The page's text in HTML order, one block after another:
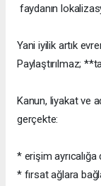
faydanın
Yani iyilik artık
Paylaştırılmaz;
Kanun, liyakat ve
gerçekte:
* erişim
* fırsat ağlara